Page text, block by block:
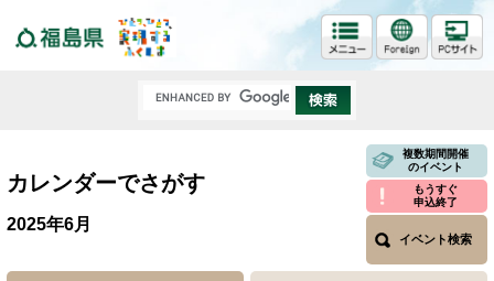
カレンダーでさがす
複数期間開催
のイベント
もうすぐ
申込終了
イベント検索
2025年6月